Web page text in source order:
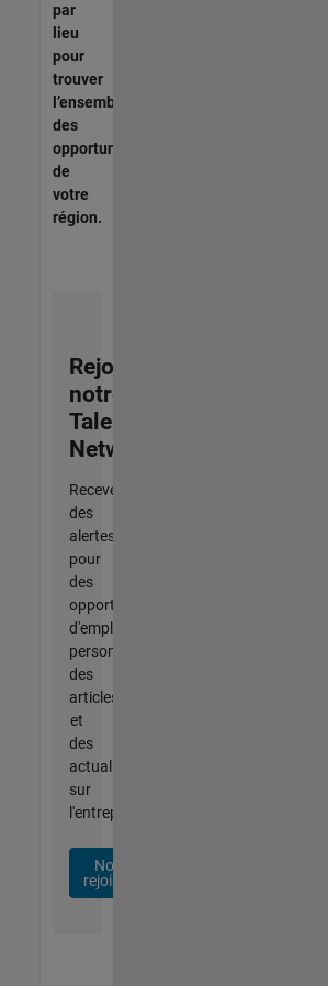
par
lieu
pour
trouver
l’ensemble
des
opportunités
de
votre
région.
Rejoignez
notre
Talent
Network
Recevez
des
alertes
pour
des
opportunités
d'emploi
personnalisées,
des
articles
et
des
actualités
sur
l'entreprise.
Nous
rejoindre